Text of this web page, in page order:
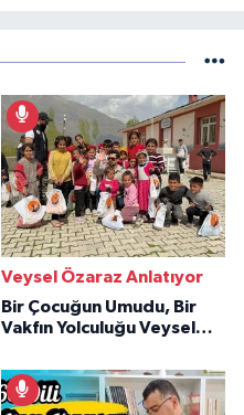
Veysel Özaraz Anlatıyor
Bir Çocuğun Umudu, Bir
Vakfın Yolculuğu Veysel